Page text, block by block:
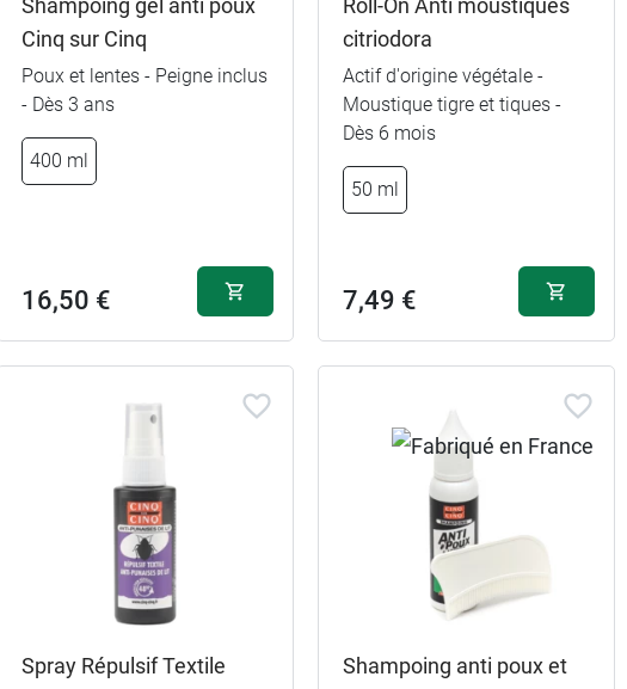
Shampoing gel anti poux
Cinq sur Cinq
Poux et lentes - Peigne inclus
- Dès 3 ans
400 ml
16,50 €
Roll-On Anti moustiques
citriodora
Actif d'origine végétale -
Moustique tigre et tiques -
Dès 6 mois
50 ml
7,49 €
Spray Répulsif Textile
Shampoing anti poux et